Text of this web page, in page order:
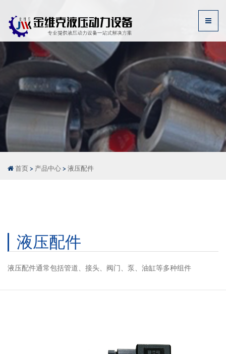
首页 > 产品中心 > 液压配件
液压配件
液压配件通常包括管道、接头、阀门、泵、油缸等多种组件